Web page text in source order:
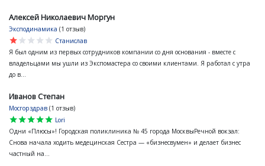
Алексей Николаевич Моргун
Эксподинамика (1 отзыв)
star
star
star
star
star
Станислав
Я был одним из первых сотрудников компании со дня основания - вместе с
владельцами мы ушли из Экспомастера со своими клиентами. Я работал с утра
до в...
Иванов Степан
Мосгорздрав (1 отзыв)
star
star
star
star
star
Lori
Одни «Плюсы»! Городская поликлиника № 45 города МосквыРечной вокзал:
Снова начала ходить медецинская Сестра — «бизнесвумен» и делает бизнес
частный на...